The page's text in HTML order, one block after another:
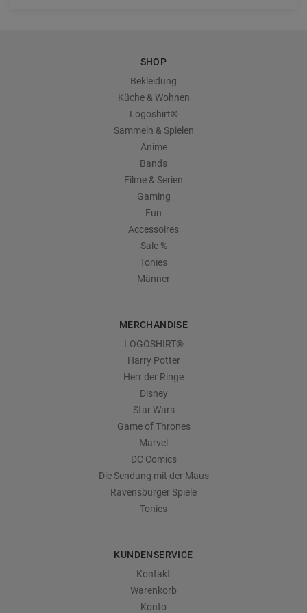
SHOP
Bekleidung
Küche & Wohnen
Logoshirt®
Sammeln & Spielen
Anime
Bands
Filme & Serien
Gaming
Fun
Accessoires
Sale %
Tonies
Männer
MERCHANDISE
LOGOSHIRT®
Harry Potter
Herr der Ringe
Disney
Star Wars
Game of Thrones
Marvel
DC Comics
Die Sendung mit der Maus
Ravensburger Spiele
Tonies
KUNDENSERVICE
Kontakt
Warenkorb
Konto